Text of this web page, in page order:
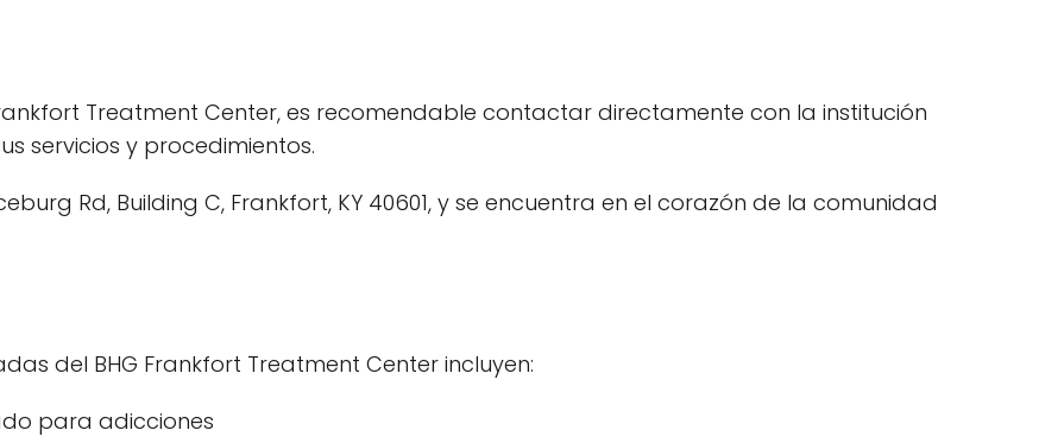
Treatment Center, es recomendable contactar directamente con la institución
servicios y procedimientos.
Rd, Building C, Frankfort, KY 40601, y se encuentra en el corazón de la comunidad
del BHG Frankfort Treatment Center incluyen:
para adicciones